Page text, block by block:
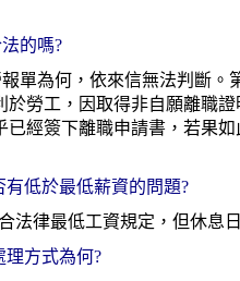
的嗎?
單為何，依來信無法判斷。
於勞工，因取得非自願離職
已經簽下離職申請書，若果
低於最低薪資的問題?
法律最低工資規定，但休息
理方式為何?